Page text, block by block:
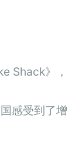
Shack》，
感受到了增